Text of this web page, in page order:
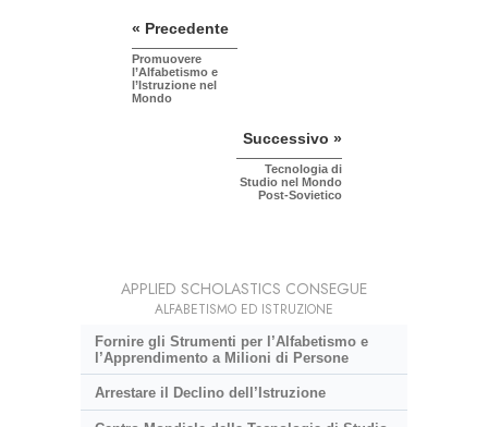
« Precedente
Promuovere
l’Alfabetismo e
l’Istruzione nel
Mondo
Successivo »
Tecnologia di
Studio nel Mondo
Post-Sovietico
APPLIED SCHOLASTICS CONSEGUE
ALFABETISMO ED ISTRUZIONE
Fornire gli Strumenti per l’Alfabetismo e
l’Apprendimento a Milioni di Persone
Arrestare il Declino dell’Istruzione